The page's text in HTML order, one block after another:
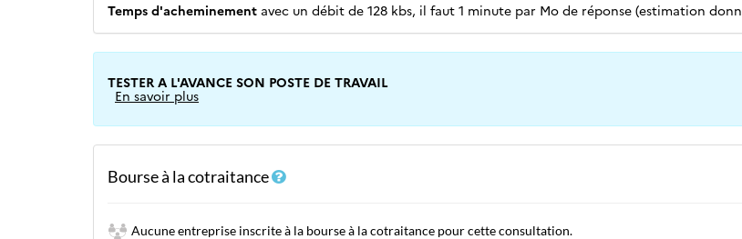
Temps d'acheminement avec un débit de 128 kbs, il faut 1 minute par Mo de réponse (estimation
TESTER A L'AVANCE SON POSTE DE TRAVAIL
En savoir plus
Bourse à la cotraitance
Aucune entreprise inscrite à la bourse à la cotraitance pour cette consultation.